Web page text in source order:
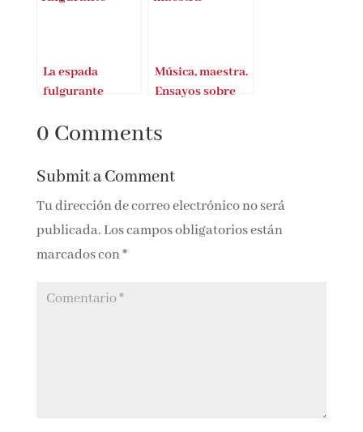
La espada
Música, maestra.
música y mujeres
mujeres
Submit a Comment
Tu dirección de correo electrónico no será
publicada.Los campos obligatorios están